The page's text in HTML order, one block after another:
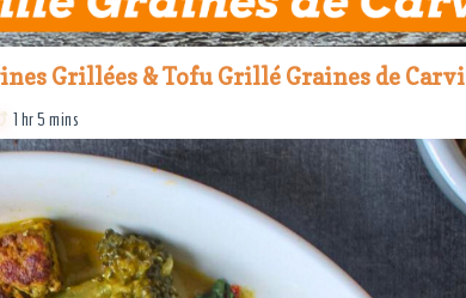
Grillées & Tofu Grillé Graines de Carvi
1 hr 5 mins